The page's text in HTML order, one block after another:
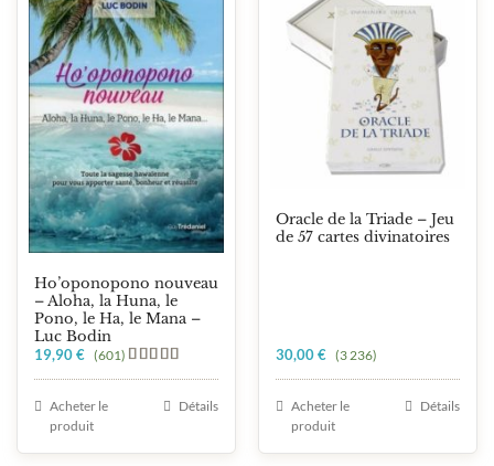
Ho’oponopono nouveau
– Aloha, la Huna, le
Pono, le Ha, le Mana –
Luc Bodin
Note5.00
19,90€ (601)
Acheter le
produit
Détails
Oracle de la Triade – Jeu
de 57 cartes divinatoires
30,00€ (3 236)
Acheter le
produit
Détails